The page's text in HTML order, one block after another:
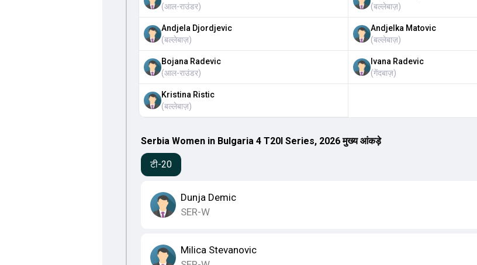
(आल-राउंडर)
(बल्लेबाज़)
Andjela Djordjevic
(बल्लेबाज़)
Andjelka Matovic
(बल्लेबाज़)
Bojana Radevic
(आल-राउंडर)
Ivana Radevic
(गेंदबाज़)
Kristina Ristic
(बल्लेबाज़)
Serbia Women in Bulgaria 4 T20I Series, 2026 मुख्य आंकड़े
टी-20
Dunja Demic
SER-W
Milica Stevanovic